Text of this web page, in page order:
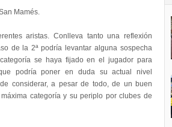
Mamés.
aristas. Conlleva tanto una reflexión
de la 2ª podría levantar alguna sospecha
se haya fijado en el jugador para
podría poner en duda su actual nivel
considerar, a pesar de todo, de un buen
categoría y su periplo por clubes de